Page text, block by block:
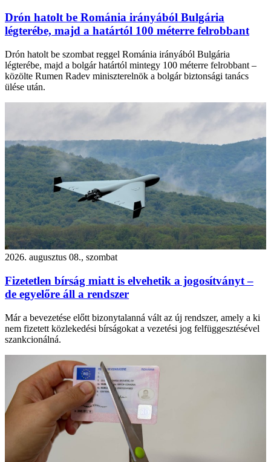
Drón hatolt be Románia irányából Bulgária
légterébe, majd a határtól 100 méterre felrobbant
Drón hatolt be szombat reggel Románia irányából Bulgária
légterébe, majd a bolgár határtól mintegy 100 méterre felrobbant –
közölte Rumen Radev miniszterelnök a bolgár biztonsági tanács
ülése után.
2026. augusztus 08., szombat
Fizetetlen bírság miatt is elvehetik a jogosítványt –
de egyelőre áll a rendszer
Már a bevezetése előtt bizonytalanná vált az új rendszer, amely a ki
nem fizetett közlekedési bírságokat a vezetési jog felfüggesztésével
szankcionálná.